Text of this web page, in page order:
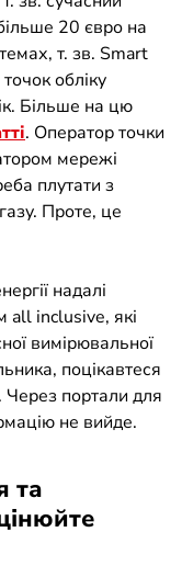
20 євро на
т. зв. Smart
обліку
Більше на цю
. Оператор точки
мережі
плутати з
Проте, це
надалі
all inclusive, які
вимірювальної
поцікавтеся
Через портали для
не вийде.
та